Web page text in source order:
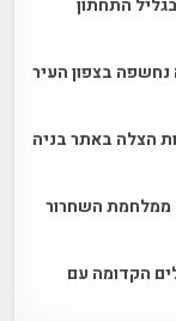
התחתון
שומרונית מפוארת בת 1,600 שנה נחשפה בצפון העיר
בחפירות הצלה באתר בניה
ממלחמת השחרור
הקדומה עם